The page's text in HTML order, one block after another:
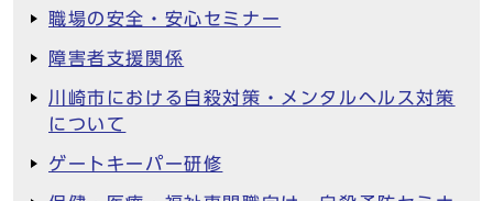
職場の安全・安心セミナー
障害者支援関係
川崎市における自殺対策・メンタルヘルス対策
について
ゲートキーパー研修